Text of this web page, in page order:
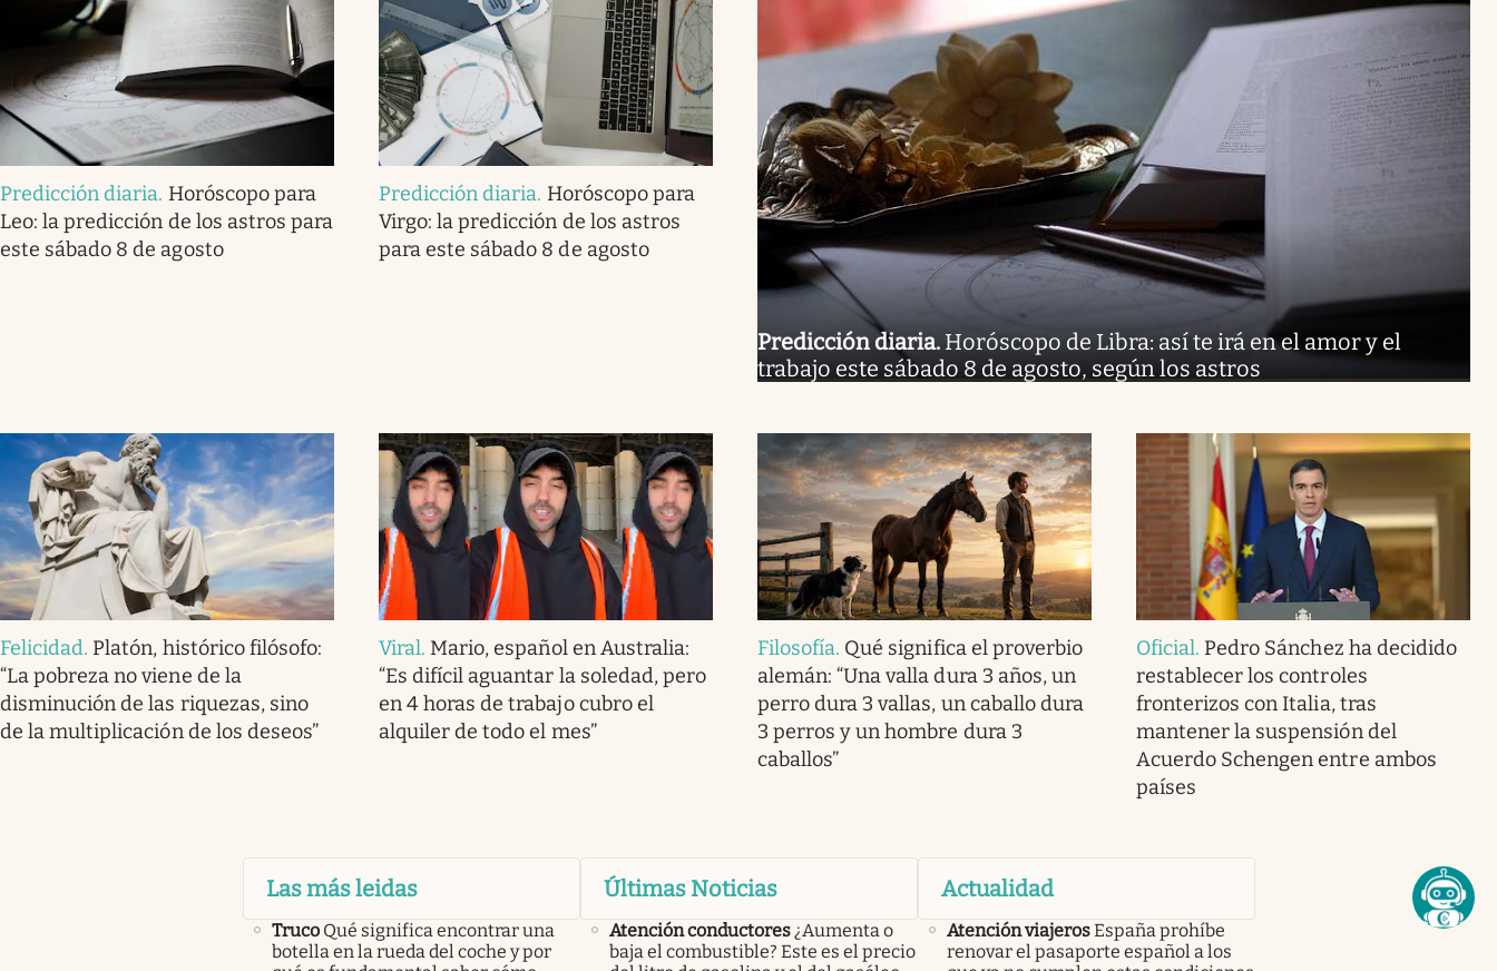
Predicción diaria. Horóscopo para
Leo: la predicción de los astros para
este sábado 8 de agosto
Predicción diaria. Horóscopo para
Virgo: la predicción de los astros
para este sábado 8 de agosto
Predicción diaria. Horóscopo de Libra: así te irá en el amor y el
trabajo este sábado 8 de agosto, según los astros
Felicidad. Platón, histórico filósofo:
“La pobreza no viene de la
disminución de las riquezas, sino
de la multiplicación de los deseos”
Viral. Mario, español en Australia:
“Es difícil aguantar la soledad, pero
en 4 horas de trabajo cubro el
alquiler de todo el mes”
Filosofía. Qué significa el proverbio
alemán: “Una valla dura 3 años, un
perro dura 3 vallas, un caballo dura
3 perros y un hombre dura 3
caballos”
Oficial. Pedro Sánchez ha decidido
restablecer los controles
fronterizos con Italia, tras
mantener la suspensión del
Acuerdo Schengen entre ambos
países
Las más leidas
Truco Qué significa encontrar una
botella en la rueda del coche y por
Últimas Noticias
Atención conductores¿Aumenta o
baja el combustible? Este es el precio
Actualidad
Atención viajerosEspaña prohíbe
renovar el pasaporte español a los